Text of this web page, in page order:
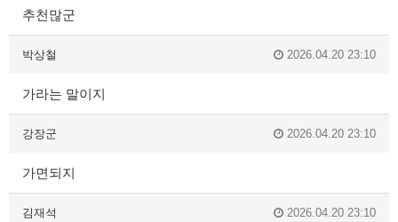
추천많군
박상철 2026.04.20 23:10
가라는 말이지
강장군 2026.04.20 23:10
가면되지
김재석 2026.04.20 23:10